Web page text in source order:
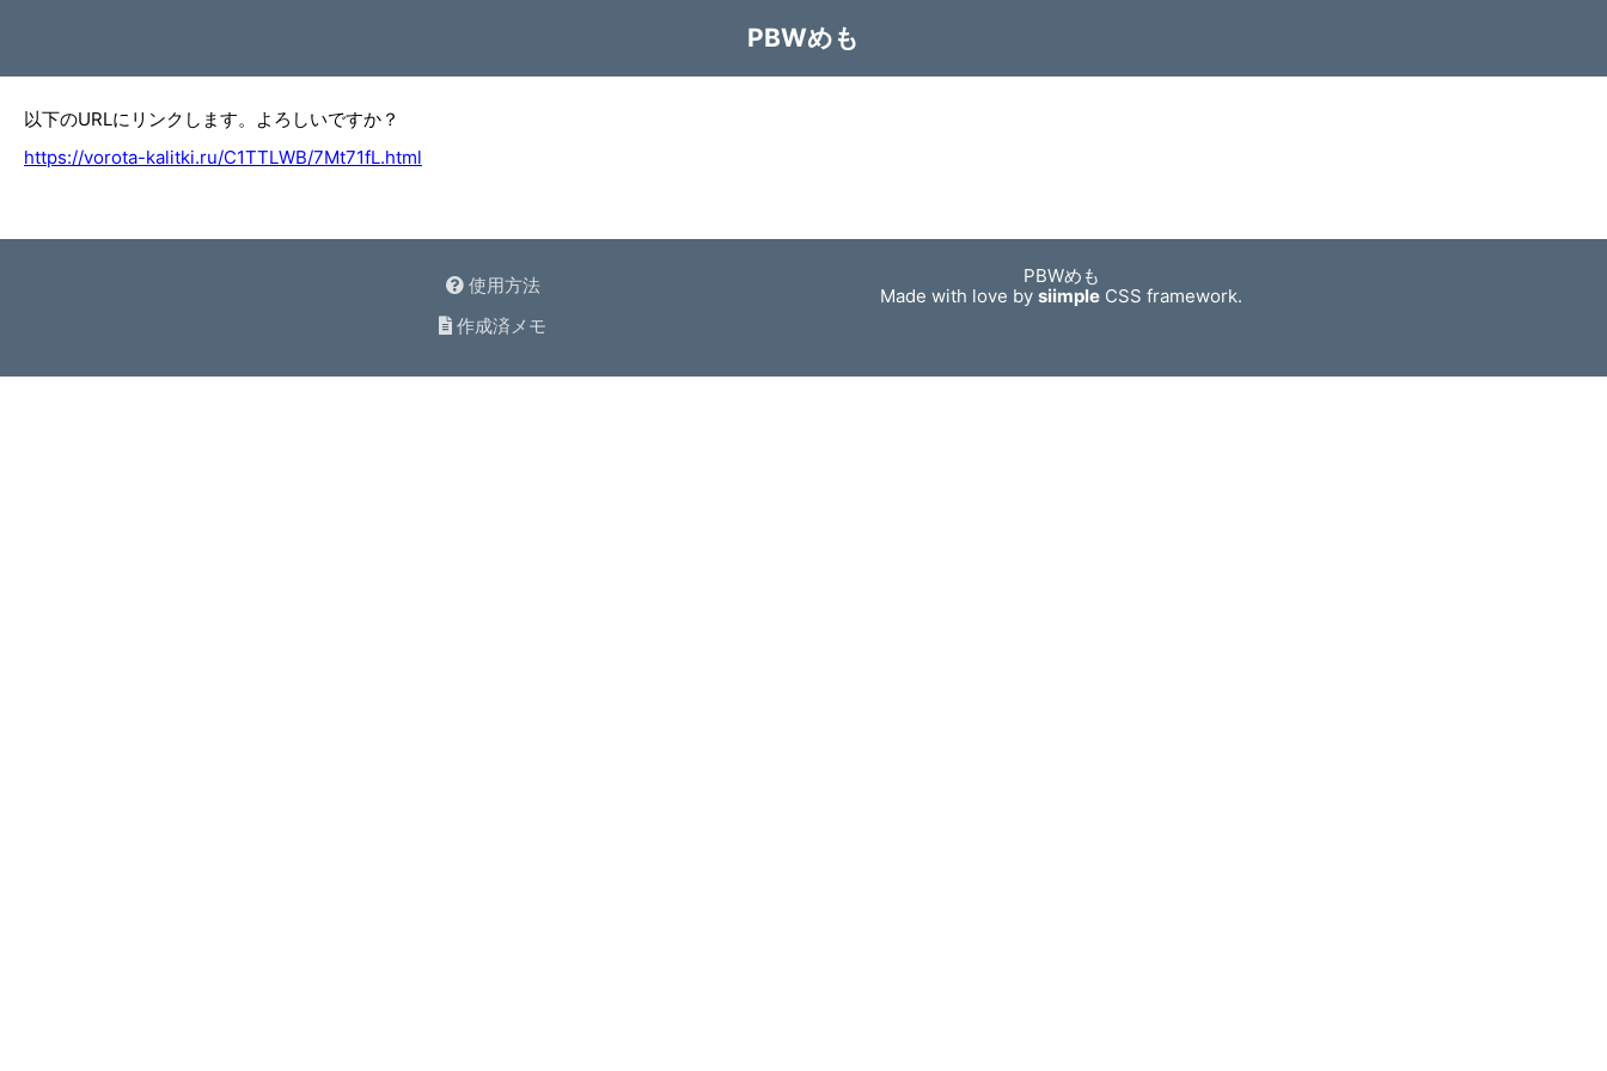
PBWめも
以下のURLにリンクします。よろしいですか？
https://vorota-kalitki.ru/C1TTLWB/7Mt71fL.html
使用方法
作成済メモ
PBWめも
Made with love bysiimple CSS framework.